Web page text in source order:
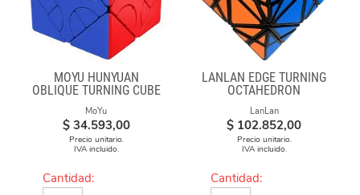
MOYU HUNYUAN
OBLIQUE TURNING CUBE
2 MIUP SKEWB
MoYu
$ 34.593,00
Precio unitario.
IVA incluido.
Cantidad:
LANLAN EDGE TURNING
OCTAHEDRON
LanLan
$ 102.852,00
Precio unitario.
IVA incluido.
Cantidad: